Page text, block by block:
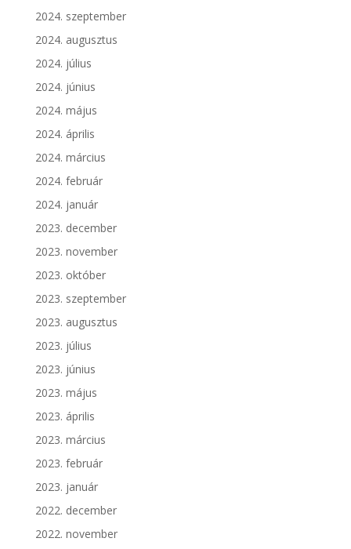
2024. szeptember
2024. augusztus
2024. július
2024. június
2024. május
2024. április
2024. március
2024. február
2024. január
2023. december
2023. november
2023. október
2023. szeptember
2023. augusztus
2023. július
2023. június
2023. május
2023. április
2023. március
2023. február
2023. január
2022. december
2022. november